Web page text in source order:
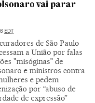
vai parar
EDT
de São Paulo
a União por falas
"misóginas" de
e ministros contra
e pedem
por “abuso de
de expressão”